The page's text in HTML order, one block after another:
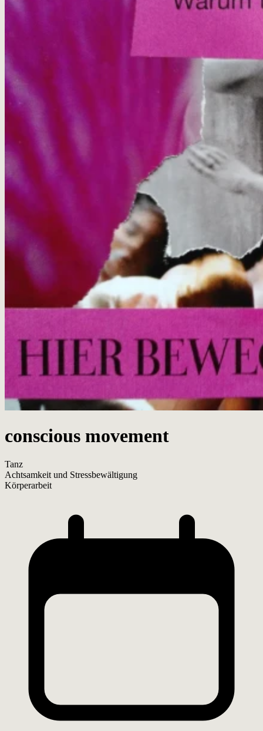
conscious movement
Tanz
Achtsamkeit und Stressbewältigung
Körperarbeit